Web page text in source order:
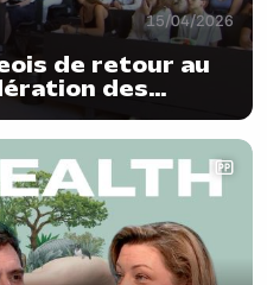
15/04/2026
de retour au
des